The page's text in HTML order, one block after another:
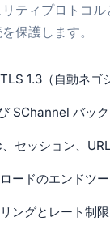
ティプロトコ
保護します。
1.3（自動ネゴ
SChannel バッ
セッション、
ードのエンドツ
ングとレート制限